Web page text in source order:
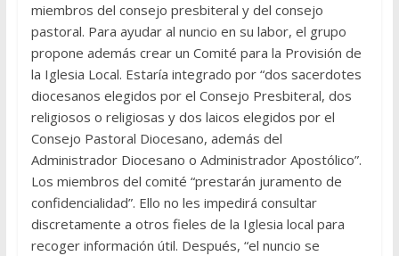
miembros del consejo presbiteral y del consejo
pastoral. Para ayudar al nuncio en su labor, el grupo
propone además crear un Comité para la Provisión de
la Iglesia Local. Estaría integrado por “dos sacerdotes
diocesanos elegidos por el Consejo Presbiteral, dos
religiosos o religiosas y dos laicos elegidos por el
Consejo Pastoral Diocesano, además del
Administrador Diocesano o Administrador Apostólico”.
Los miembros del comité “prestarán juramento de
confidencialidad”. Ello no les impedirá consultar
discretamente a otros fieles de la Iglesia local para
recoger información útil. Después, “el nuncio se